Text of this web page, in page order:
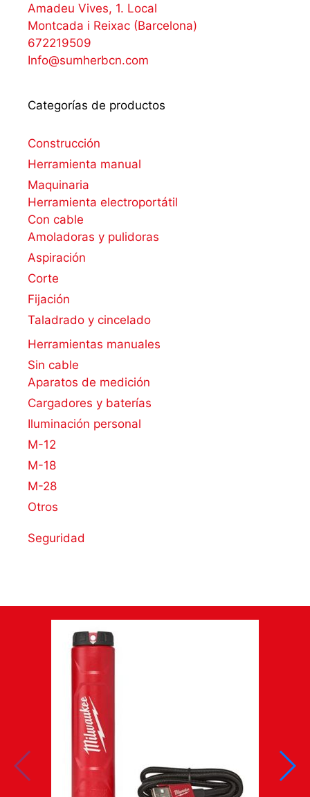
Amadeu Vives, 1. Local
Montcada i Reixac (Barcelona)
672219509
Info@sumherbcn.com
Categorías de productos
Construcción
Herramienta manual
Maquinaria
Herramienta electroportátil
Con cable
Amoladoras y pulidoras
Aspiración
Corte
Fijación
Taladrado y cincelado
Herramientas manuales
Sin cable
Aparatos de medición
Cargadores y baterías
Iluminación personal
M-12
M-18
M-28
Otros
Seguridad